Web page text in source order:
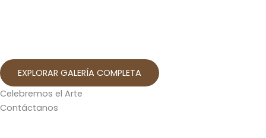
EXPLORAR GALERÍA COMPLETA
Celebremos el Arte
Contáctanos